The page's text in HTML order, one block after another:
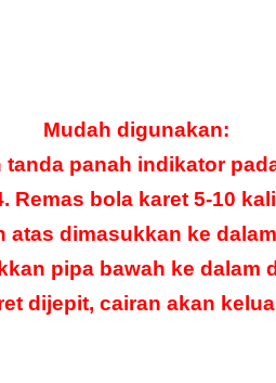
Mudah digunakan:
tanda panah indikator
Remas bola karet 5-10
atas dimasukkan ke
pipa bawah ke dalam
dijepit, cairan akan